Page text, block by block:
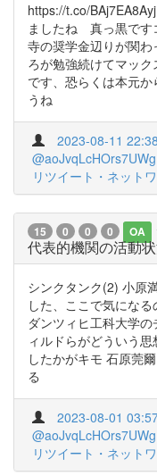
https://t.co/
ましたね 真っ黒です
寺の奨学金辺りが関
ろが勉強続けてマッ
です、恐らくは本元
うね
2023-08-11
@aoJvqLcHOrs7UWg
リツイート・ネット
15 0 0 0 OA
代表的機関の活動
シンクタンク(2) 小原
した、ここで気にな
ダンツィヒ工科大学
ィルドらがどういう
したかがキモ 石原莞
る
2023-08-01
@aoJvqLcHOrs7UWg
リツイート・ネット